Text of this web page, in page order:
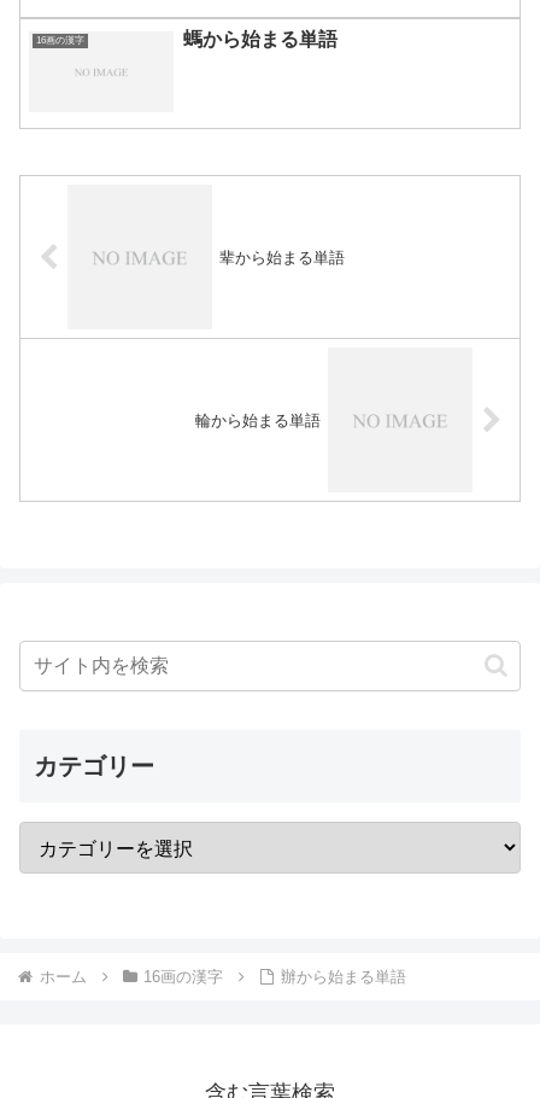
16画の漢字 螞から始まる単語
辈から始まる単語
輪から始まる単語
カテゴリー
ホーム 16画の漢字 辦から始まる単語
含む言葉検索